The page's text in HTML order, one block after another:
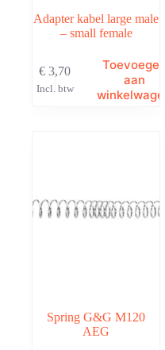
Adapter kabel large male
– small female
€ 3,70
Incl. btw
Toevoegen
aan
winkelwagen
Spring G&G M120
AEG